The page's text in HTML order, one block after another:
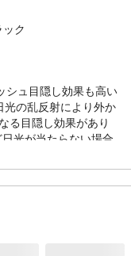
ク
シュ目隠し効果も高い
光の乱反射により外か
る目隠し効果があり
光が当たらない場合
えます